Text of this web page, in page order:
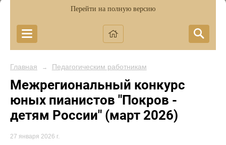
Перейти на полную версию
Главная → Педагогическим работникам
Межрегиональный конкурс
юных пианистов "Покров -
детям России" (март 2026)
27 января 2026 г.